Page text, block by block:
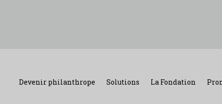
Devenir philanthrope Solutions La Fondation